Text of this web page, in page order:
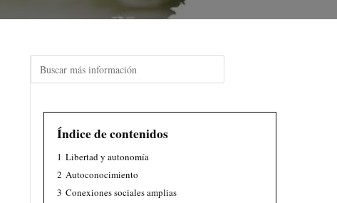
Índice de contenidos
1 Libertad y autonomía
2 Autoconocimiento
3 Conexiones sociales amplias